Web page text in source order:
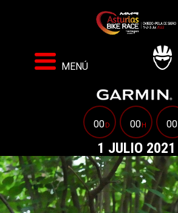
MENÚ
00D 00H 00
1 JULIO 2021